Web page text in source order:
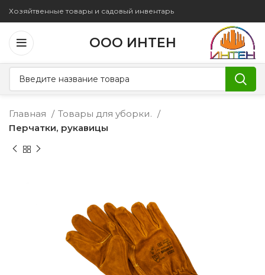
Хозяйтвенные товары и садовый инвентарь
ООО ИНТЕН
Главная
Товары для уборки.
Перчатки, рукавицы